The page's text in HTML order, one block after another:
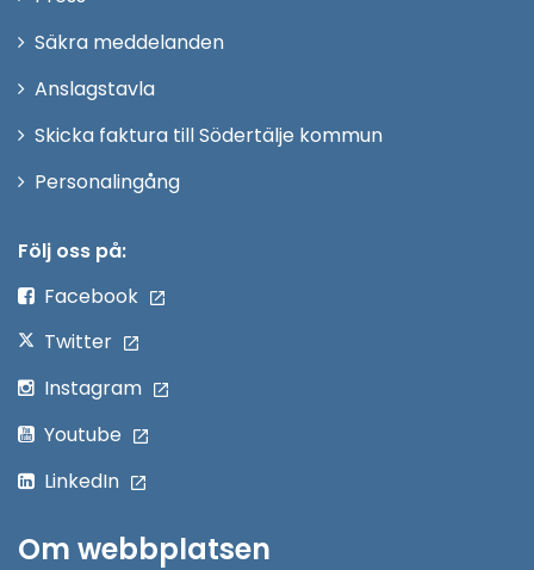
fönster
Säkra meddelanden
Anslagstavla
Skicka faktura till Södertälje kommun
PersonalingångÖppna
Följ oss på:
Facebook
Twitter
Instagram
Youtube
LinkedIn
Om webbplatsen